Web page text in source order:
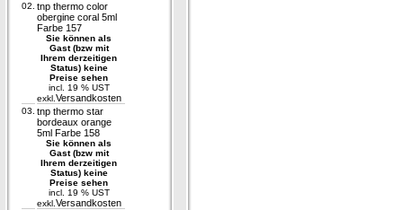
02. tnp thermo color
obergine coral 5ml
Farbe 157
Sie können als
Gast (bzw mit
Ihrem derzeitigen
Status) keine
Preise sehen
incl. 19 % UST
exkl. Versandkosten
03. tnp thermo star
bordeaux orange
5ml Farbe 158
Sie können als
Gast (bzw mit
Ihrem derzeitigen
Status) keine
Preise sehen
incl. 19 % UST
exkl. Versandkosten